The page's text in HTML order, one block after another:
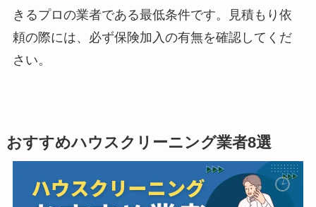
きるプロの業者である最低条件です。見積もり依
頼の際には、必ず保険加入の有無を確認してくだ
さい。
おすすめハウスクリーニング業者8選